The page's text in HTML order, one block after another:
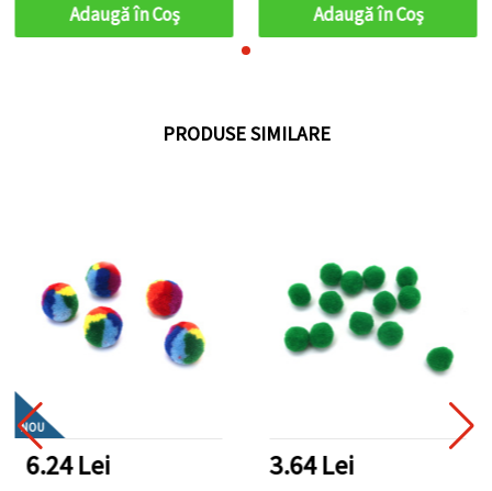
Adaugă în Coş Adaugă în Coş
PRODUSE SIMILARE
NOU
6.24 Lei 3.64 Lei